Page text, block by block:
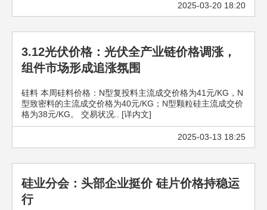
2025-03-20 18:20
3.12光伏价格：光伏全产业链价格调涨，
组件市场形成追涨氛围
硅料 本周硅料价格：N型复投料主流成交价格为41元/KG，N
型致密料的主流成交价格为40元/KG；N型颗粒硅主流成交价
格为38元/KG。 交易状况.. [详内文]
2025-03-13 18:25
硅业分会：头部企业挺价 硅片价格持稳运
行